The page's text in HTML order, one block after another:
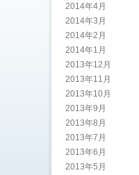
2014年4月
2014年3月
2014年2月
2014年1月
2013年12月
2013年11月
2013年10月
2013年9月
2013年8月
2013年7月
2013年6月
2013年5月